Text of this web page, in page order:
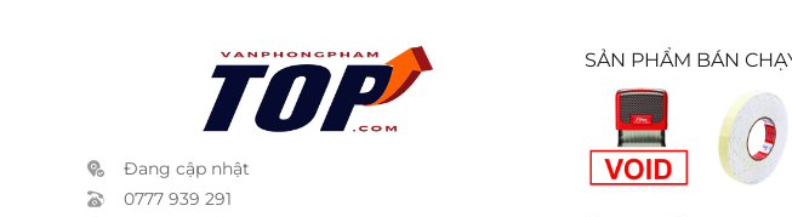
Đang cập nhật
0777 939 291
SẢN PHẨM BÁN
Đóng
dấu
“Void”
Băng
keo sốp
2.5cm